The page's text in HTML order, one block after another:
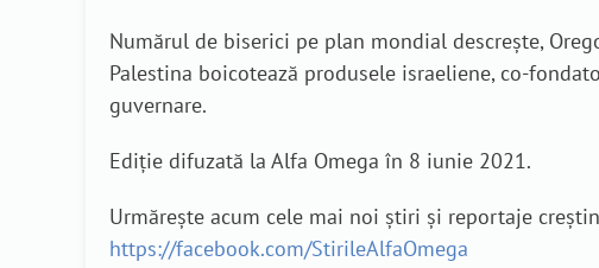
Numărul de biserici pe plan mondial descrește,
Palestina boicotează produsele israeliene, co-
guvernare.
Ediție difuzată la Alfa Omega în 8 iunie 2021.
Urmărește acum cele mai noi știri și reportaje
https://facebook.com/StirileAlfaOmega